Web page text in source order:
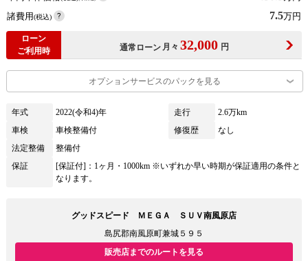
諸費用(税込) 7.5万円
ローン
ご利用時
通常ローン 月々 32,000 円
オプションサービスのパックを見る
年式 2022(令和4)年 走行
2.6万km
車検
車検整備付 修復歴
なし
法定整備
整備付
保証
[保証付]：1ヶ月・1000km ※いずれか早い時期が保証適用の条件と
なります。
グッドスピード ＭＥＧＡ ＳＵＶ南風原店
島尻郡南風原町兼城５９５
販売店までのルートを見る